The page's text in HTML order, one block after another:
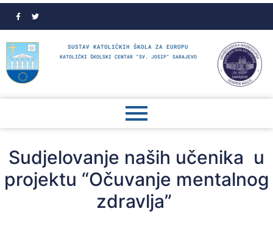
SUSTAV KATOLIČKIH ŠKOLA ZA EUROPU
KATOLIČKI ŠKOLSKI CENTAR "SV. JOSIP" SARAJEVO
Sudjelovanje naših učenika u
projektu “Očuvanje mentalnog
zdravlja”